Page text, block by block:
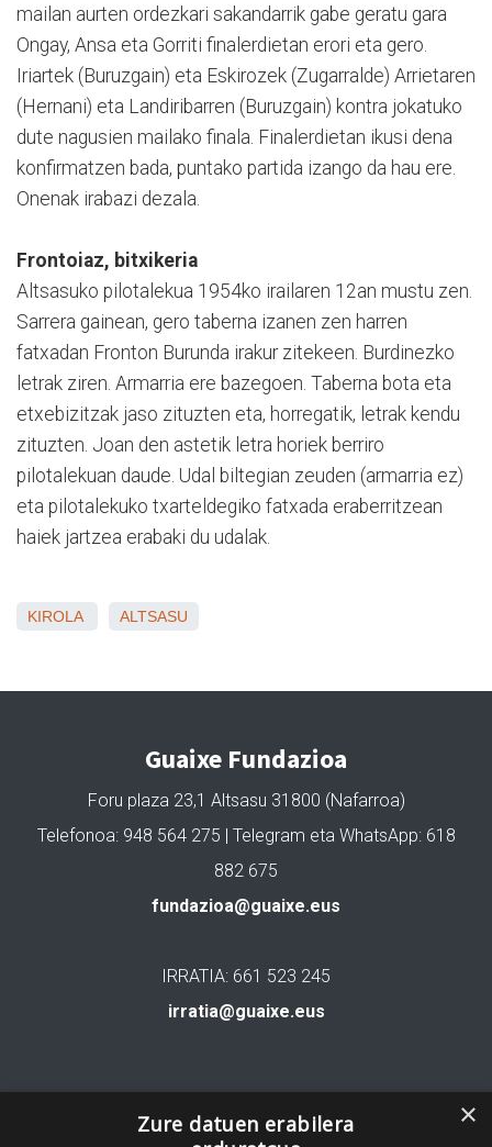
mailan aurten ordezkari sakandarrik gabe geratu gara
Ongay, Ansa eta Gorriti finalerdietan erori eta gero.
Iriartek (Buruzgain) eta Eskirozek (Zugarralde) Arrietaren
(Hernani) eta Landiribarren (Buruzgain) kontra jokatuko
dute nagusien mailako finala. Finalerdietan ikusi dena
konfirmatzen bada, puntako partida izango da hau ere.
Onenak irabazi dezala.
Frontoiaz, bitxikeria
Altsasuko pilotalekua 1954ko irailaren 12an mustu zen.
Sarrera gainean, gero taberna izanen zen harren
fatxadan Fronton Burunda irakur zitekeen. Burdinezko
letrak ziren. Armarria ere bazegoen. Taberna bota eta
etxebizitzak jaso zituzten eta, horregatik, letrak kendu
zituzten. Joan den astetik letra horiek berriro
pilotalekuan daude. Udal biltegian zeuden (armarria ez)
eta pilotalekuko txarteldegiko fatxada eraberritzean
haiek jartzea erabaki du udalak.
KIROLA ALTSASU
Guaixe Fundazioa
Foru plaza 23,1 Altsasu 31800 (Nafarroa)
Telefonoa: 948 564 275 | Telegram eta WhatsApp: 618
882 675
fundazioa@guaixe.eus
IRRATIA: 661 523 245
irratia@guaixe.eus
Gure lizentzia: Creative Commons Aitortu Partekatu ×
Zure datuen erabilera